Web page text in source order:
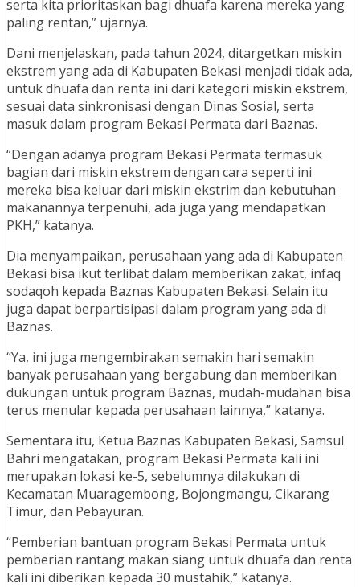
serta kita prioritaskan bagi dhuafa karena mereka yang
paling rentan,” ujarnya.
Dani menjelaskan, pada tahun 2024, ditargetkan miskin
ekstrem yang ada di Kabupaten Bekasi menjadi tidak ada,
untuk dhuafa dan renta ini dari kategori miskin ekstrem,
sesuai data sinkronisasi dengan Dinas Sosial, serta
masuk dalam program Bekasi Permata dari Baznas.
“Dengan adanya program Bekasi Permata termasuk
bagian dari miskin ekstrem dengan cara seperti ini
mereka bisa keluar dari miskin ekstrim dan kebutuhan
makanannya terpenuhi, ada juga yang mendapatkan
PKH,” katanya.
Dia menyampaikan, perusahaan yang ada di Kabupaten
Bekasi bisa ikut terlibat dalam memberikan zakat, infaq
sodaqoh kepada Baznas Kabupaten Bekasi. Selain itu
juga dapat berpartisipasi dalam program yang ada di
Baznas.
“Ya, ini juga mengembirakan semakin hari semakin
banyak perusahaan yang bergabung dan memberikan
dukungan untuk program Baznas, mudah-mudahan bisa
terus menular kepada perusahaan lainnya,” katanya.
Sementara itu, Ketua Baznas Kabupaten Bekasi, Samsul
Bahri mengatakan, program Bekasi Permata kali ini
merupakan lokasi ke-5, sebelumnya dilakukan di
Kecamatan Muaragembong, Bojongmangu, Cikarang
Timur, dan Pebayuran.
“Pemberian bantuan program Bekasi Permata untuk
pemberian rantang makan siang untuk dhuafa dan renta
kali ini diberikan kepada 30 mustahik,” katanya.